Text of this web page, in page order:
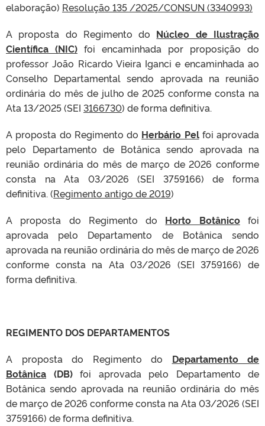
elaboração) Resolução 135 /2025/CONSUN (3340993)
A proposta do Regimento do Núcleo de Ilustração
Científica (NIC) foi encaminhada por proposição do
professor João Ricardo Vieira Iganci e encaminhada ao
Conselho Departamental sendo aprovada na reunião
ordinária do mês de julho de 2025 conforme consta na
Ata 13/2025 (SEI 3166730) de forma definitiva.
A proposta do Regimento do Herbário Pel foi aprovada
pelo Departamento de Botânica sendo aprovada na
reunião ordinária do mês de março de 2026 conforme
consta na Ata 03/2026 (SEI 3759166) de forma
definitiva. (Regimento antigo de 2019)
A proposta do Regimento do Horto Botânico
foi
aprovada pelo Departamento de Botânica sendo
aprovada na reunião ordinária do mês de março de 2026
conforme consta na Ata 03/2026 (SEI 3759166) de
forma definitiva.
REGIMENTO DOS DEPARTAMENTOS
A proposta do Regimento do Departamento de
Botânica (DB) foi aprovada pelo Departamento de
Botânica sendo aprovada na reunião ordinária do mês
de março de 2026 conforme consta na Ata 03/2026 (SEI
3759166) de forma definitiva.